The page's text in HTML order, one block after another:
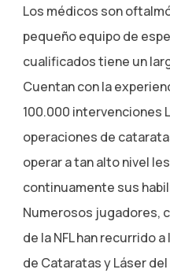
Los médicos son
pequeño equipo de
cualificados tiene un
Cuentan con la
100.000 intervenciones
operaciones de
operar a tan alto nivel
continuamente sus
Numerosos jugadores,
de la NFL han recurrido
de Cataratas y Láser